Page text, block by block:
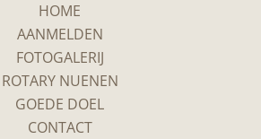
HOME
AANMELDEN
FOTOGALERIJ
ROTARY NUENEN
GOEDE DOEL
CONTACT